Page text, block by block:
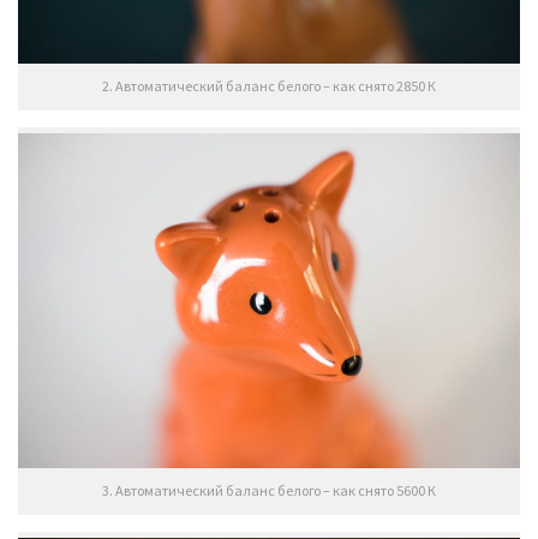
2. Автоматический баланс белого – как снято 2850 К
3. Автоматический баланс белого – как снято 5600 К